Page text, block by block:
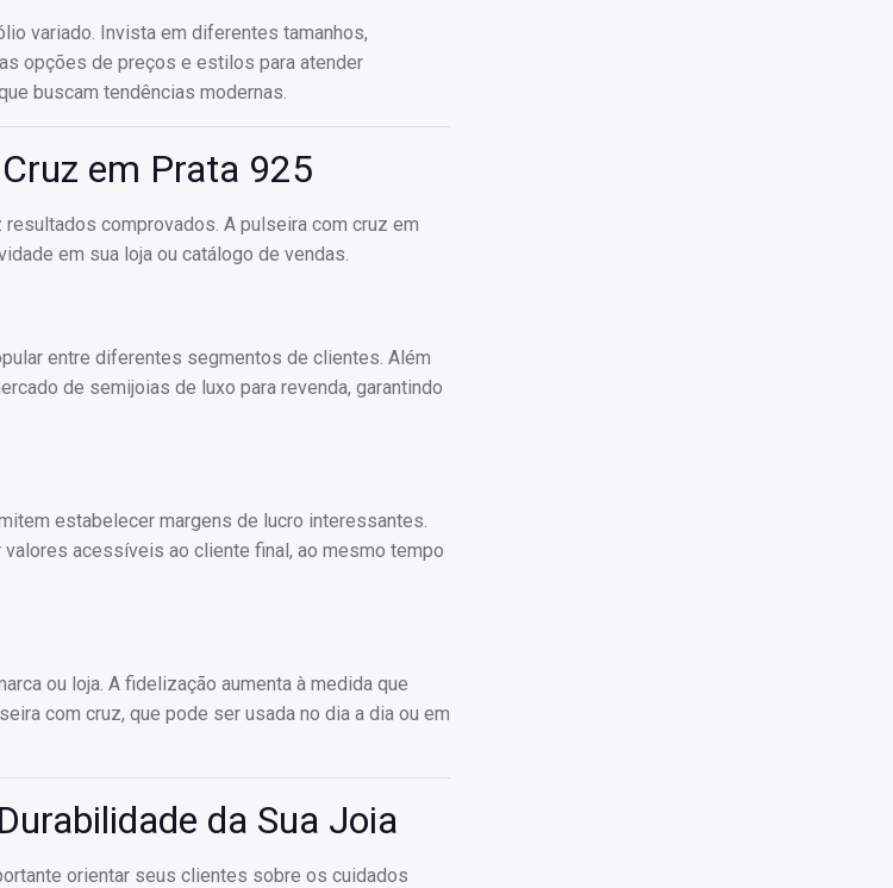
variado. Invista em diferentes tamanhos,
opções de preços e estilos para atender
buscam tendências modernas.
em Prata 925
comprovados. A pulseira com cruz em
em sua loja ou catálogo de vendas.
entre diferentes segmentos de clientes. Além
de semijoias de luxo para revenda, garantindo
estabelecer margens de lucro interessantes.
acessíveis ao cliente final, ao mesmo tempo
ou loja. A fidelização aumenta à medida que
com cruz, que pode ser usada no dia a dia ou em
da Sua Joia
orientar seus clientes sobre os cuidados